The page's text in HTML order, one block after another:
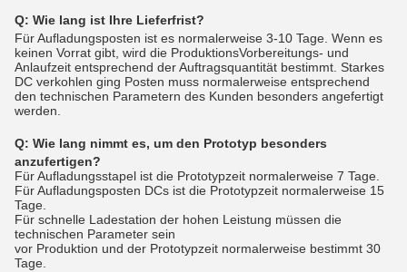
Q: Wie lang ist Ihre Lieferfrist?
Für Aufladungsposten ist es normalerweise 3-10 Tage. Wenn es
keinen Vorrat gibt, wird die ProduktionsVorbereitungs- und
Anlaufzeit entsprechend der Auftragsquantität bestimmt. Starkes
DC verkohlen ging Posten muss normalerweise entsprechend
den technischen Parametern des Kunden besonders angefertigt
werden.
Q: Wie lang nimmt es, um den Prototyp besonders
anzufertigen?
Für Aufladungsstapel ist die Prototypzeit normalerweise 7 Tage.
Für Aufladungsposten DCs ist die Prototypzeit normalerweise 15
Tage.
Für schnelle Ladestation der hohen Leistung müssen die
technischen Parameter sein
vor Produktion und der Prototypzeit normalerweise bestimmt 30
Tage.